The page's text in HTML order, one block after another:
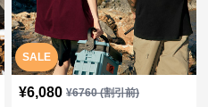
SALE
¥6,080 ¥6760(割引前)